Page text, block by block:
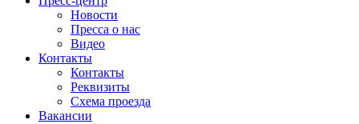
Новости
Пресса о нас
Видео
Контакты
Контакты
Реквизиты
Схема проезда
Вакансии